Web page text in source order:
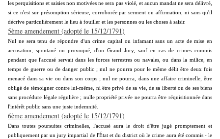
les perquisitions et saisies non motivées ne sera pas violé, et aucun mandat ne sera délivré,
si ce n'est sur présomption sérieuse, corroborée par serment ou affirmation, ni sans qu'il
décrive particulièrement le lieu à fouiller et les personnes ou les choses à saisir.
5ème amendement (adopté le 15/12/1791)
Nul ne sera tenu de répondre d'un crime capital ou infamant sans un acte de mise en
accusation, spontané ou provoqué, d'un Grand Jury, sauf en cas de crimes commis
pendant que l'accusé servait dans les forces terrestres ou navales, ou dans la milice, en
temps de guerre ou de danger public ; nul ne pourra pour le même délit être deux fois
menacé dans sa vie ou dans son corps ; nul ne pourra, dans une affaire criminelle, être
obligé de témoigner contre lui-même, ni être privé de sa vie, de sa liberté ou de ses biens
sans procédure légale régulière ; nulle propriété privée ne pourra être réquisitionnée dans
l'intérêt public sans une juste indemnité.
6ème amendement (adopté le 15/12/1791)
Dans toutes poursuites criminelles, l'accusé aura le droit d'être jugé promptement et
publiquement par un jury impartial de l'État et du district où le crime aura été commis - le